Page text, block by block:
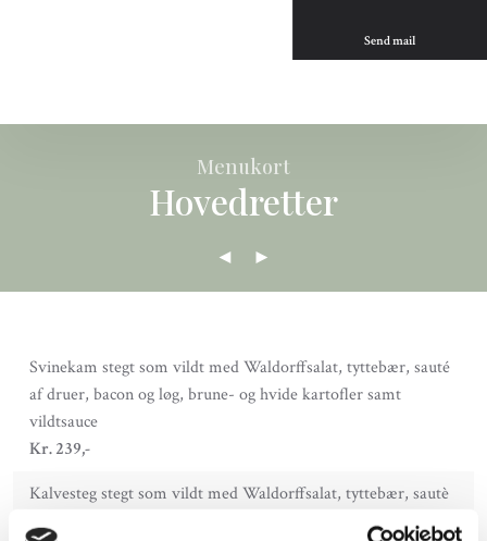
Send mail
Menukort​
Hovedretter
◄ ►
Svinekam stegt som vildt med Waldorffsalat, tyttebær, sauté
af druer, bacon og løg, brune- og hvide kartofler samt
vildtsauce
​Kr. 239,-
Kalvesteg stegt som vildt med Waldorffsalat, tyttebær, sautè
af druer, bacon og løg, brune- og hvide kartofler samt